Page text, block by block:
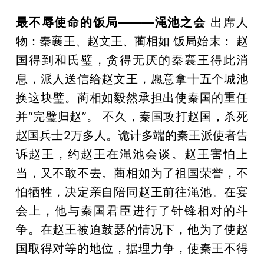
最不辱使命的饭局———渑池之会 出席人
物：秦襄王、赵文王、蔺相如 饭局始末： 赵
国得到和氏璧，贪得无厌的秦襄王得此消
息，派人送信给赵文王，愿意拿十五个城池
换这块璧。蔺相如毅然承担出使秦国的重任
并“完璧归赵”。 不久，秦国攻打赵国，杀死
赵国兵士2万多人。诡计多端的秦王派使者告
诉赵王，约赵王在渑池会谈。赵王害怕上
当，又不敢不去。蔺相如为了祖国荣誉，不
怕牺牲，决定亲自陪同赵王前往渑池。在宴
会上，他与秦国君臣进行了针锋相对的斗
争。在赵王被迫鼓瑟的情况下，他为了使赵
国取得对等的地位，据理力争，使秦王不得